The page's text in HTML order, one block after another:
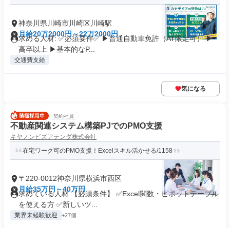
神奈川県川崎市川崎区川崎駅
月給20万2000円～22万2000円
求める人材: ✅必須要件✅ ▶普通自動車免許（AT限定可） ▶
高卒以上 ▶基本的なP...
交通費支給
気になる
契約社員
不動産関連システム構築PJでのPMO支援
キヤノンビズアテンダ株式会社
在宅ワーク可のPMO支援！Excelスキル活かせる/1158
〒220-0012神奈川県横浜市西区
月給35万円～40万円
求めている人材 【必須条件】 ✅Excel関数・ピボットテーブル
を使える方 ✅新しいツ...
業界未経験歓迎 +27個